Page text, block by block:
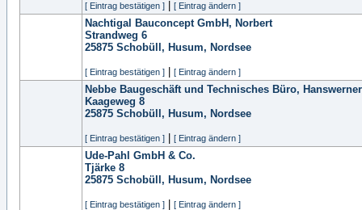
[ Eintrag bestätigen ] [ Eintrag ändern ]
Nachtigal Bauconcept GmbH, Norbert
Strandweg 6
25875 Schobüll, Husum, Nordsee
[ Eintrag bestätigen ] [ Eintrag ändern ]
Nebbe Baugeschäft und Technisches Büro, Hanswerner
Kaageweg 8
25875 Schobüll, Husum, Nordsee
[ Eintrag bestätigen ] [ Eintrag ändern ]
Ude-Pahl GmbH & Co.
Tjärke 8
25875 Schobüll, Husum, Nordsee
[ Eintrag bestätigen ] [ Eintrag ändern ]